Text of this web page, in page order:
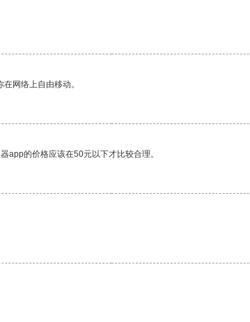
网络上自由移动。
app的价格应该在50元以下才比较合理。